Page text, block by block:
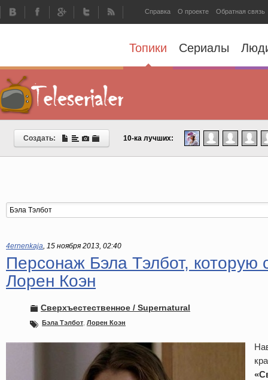
Справка О проекте Обратная связь
Топики Сериалы
Создать: 10-ка лучших:
4ernenkaja, 15 ноября 2013, 02:40
Персонаж Бэла Тэлбот, которую
Лорен Коэн
Сверхъестественное / Supernatural
Бэла Тэлбот Лорен Коэн